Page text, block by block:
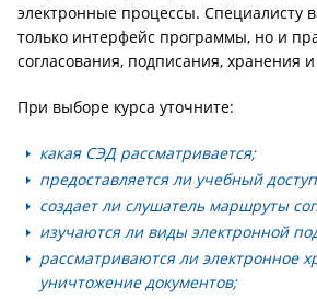
электронные процессы. Специалисту
только интерфейс программы, но и
согласования, подписания, хранения
При выборе курса уточните:
какая СЭД рассматривается;
предоставляется ли учебный
создает ли слушатель маршруты
изучаются ли виды электронной
рассматриваются ли электронное
уничтожение документов;